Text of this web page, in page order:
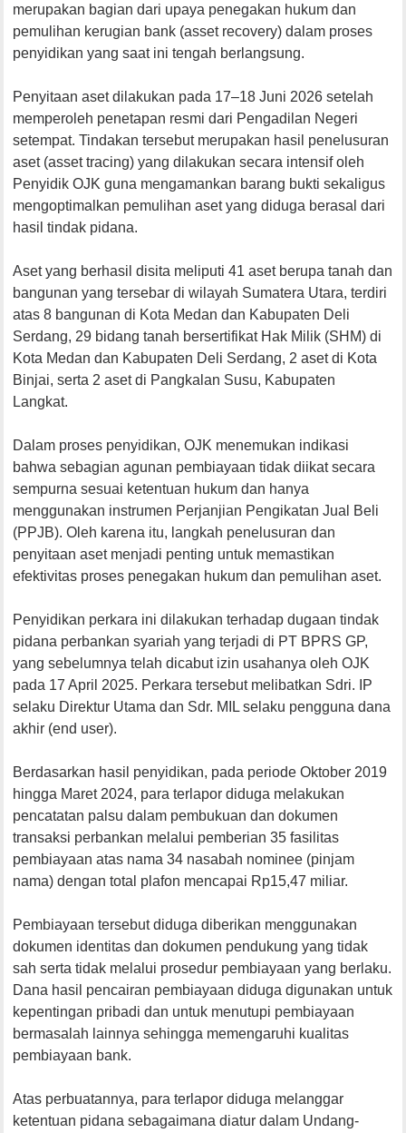
merupakan bagian dari upaya penegakan hukum dan
pemulihan kerugian bank (asset recovery) dalam proses
penyidikan yang saat ini tengah berlangsung.
Penyitaan aset dilakukan pada 17–18 Juni 2026 setelah
memperoleh penetapan resmi dari Pengadilan Negeri
setempat. Tindakan tersebut merupakan hasil penelusuran
aset (asset tracing) yang dilakukan secara intensif oleh
Penyidik OJK guna mengamankan barang bukti sekaligus
mengoptimalkan pemulihan aset yang diduga berasal dari
hasil tindak pidana.
Aset yang berhasil disita meliputi 41 aset berupa tanah dan
bangunan yang tersebar di wilayah Sumatera Utara, terdiri
atas 8 bangunan di Kota Medan dan Kabupaten Deli
Serdang, 29 bidang tanah bersertifikat Hak Milik (SHM) di
Kota Medan dan Kabupaten Deli Serdang, 2 aset di Kota
Binjai, serta 2 aset di Pangkalan Susu, Kabupaten
Langkat.
Dalam proses penyidikan, OJK menemukan indikasi
bahwa sebagian agunan pembiayaan tidak diikat secara
sempurna sesuai ketentuan hukum dan hanya
menggunakan instrumen Perjanjian Pengikatan Jual Beli
(PPJB). Oleh karena itu, langkah penelusuran dan
penyitaan aset menjadi penting untuk memastikan
efektivitas proses penegakan hukum dan pemulihan aset.
Penyidikan perkara ini dilakukan terhadap dugaan tindak
pidana perbankan syariah yang terjadi di PT BPRS GP,
yang sebelumnya telah dicabut izin usahanya oleh OJK
pada 17 April 2025. Perkara tersebut melibatkan Sdri. IP
selaku Direktur Utama dan Sdr. MIL selaku pengguna dana
akhir (end user).
Berdasarkan hasil penyidikan, pada periode Oktober 2019
hingga Maret 2024, para terlapor diduga melakukan
pencatatan palsu dalam pembukuan dan dokumen
transaksi perbankan melalui pemberian 35 fasilitas
pembiayaan atas nama 34 nasabah nominee (pinjam
nama) dengan total plafon mencapai Rp15,47 miliar.
Pembiayaan tersebut diduga diberikan menggunakan
dokumen identitas dan dokumen pendukung yang tidak
sah serta tidak melalui prosedur pembiayaan yang berlaku.
Dana hasil pencairan pembiayaan diduga digunakan untuk
kepentingan pribadi dan untuk menutupi pembiayaan
bermasalah lainnya sehingga memengaruhi kualitas
pembiayaan bank.
Atas perbuatannya, para terlapor diduga melanggar
ketentuan pidana sebagaimana diatur dalam Undang-